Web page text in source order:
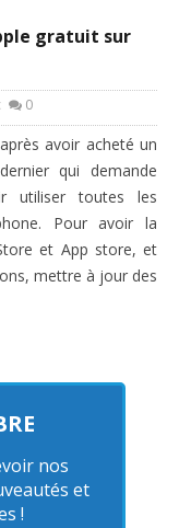
gratuit sur
0
avoir acheté un
qui demande
utiliser toutes les
Pour avoir la
et App store, et
mettre à jour des
nos
et
!